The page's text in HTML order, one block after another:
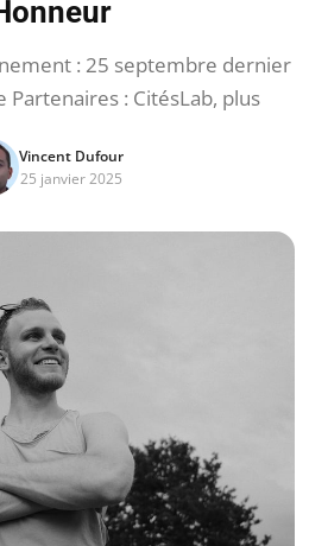
: 25 septembre dernier
Partenaires : CitésLab, plus
Vincent Dufour
25 janvier 2025